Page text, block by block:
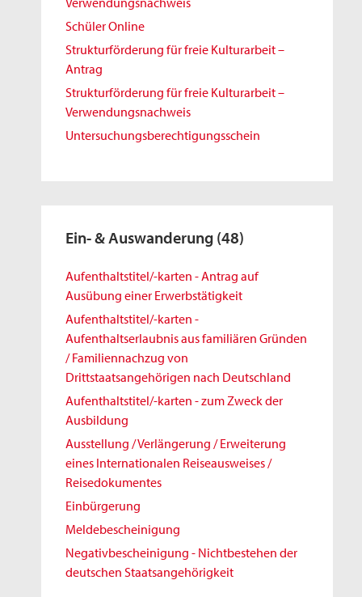
Schüler Online
Strukturförderung für freie Kulturarbeit –
Antrag
Strukturförderung für freie Kulturarbeit –
Verwendungsnachweis
Untersuchungsberechtigungsschein
Ein- & Auswanderung (48)
Aufenthaltstitel/-karten - Antrag auf
Ausübung einer Erwerbstätigkeit
Aufenthaltstitel/-karten -
Aufenthaltserlaubnis aus familiären Gründen
/ Familiennachzug von
Drittstaatsangehörigen nach Deutschland
Aufenthaltstitel/-karten - zum Zweck der
Ausbildung
Ausstellung / Verlängerung / Erweiterung
eines Internationalen Reiseausweises /
Reisedokumentes
Einbürgerung
Meldebescheinigung
Negativbescheinigung - Nichtbestehen der
deutschen Staatsangehörigkeit